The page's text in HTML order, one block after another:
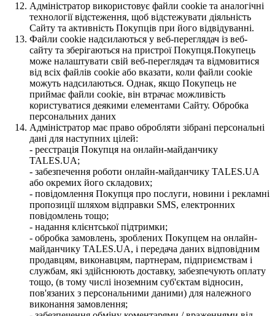
Адміністратор використовує файли cookie та аналогічні
технології відстеження, щоб відстежувати діяльність
Сайту та активність Покупців при його відвідуванні.
Файли cookie надсилаються у веб-переглядач із веб-
сайту та зберігаються на пристрої Покупця.Покупець
може налаштувати свій веб-переглядач та відмовитися
від всіх файлів cookie або вказати, коли файли cookie
можуть надсилаються. Однак, якщо Покупець не
приймає файли cookie, він втрачає можливість
користуватися деякими елементами Сайту. Обробка
персональних даних
Адміністратор має право обробляти зібрані персональні
дані для наступних цілей:
- реєстрація Покупця на онлайн-майданчику
TALES.UA;
- забезпечення роботи онлайн-майданчику TALES.UA
або окремих його складових;
- повідомлення Покупця про послуги, новини і рекламні
пропозиції шляхом відправки SMS, електронних
повідомлень тощо;
- надання клієнтської підтримки;
- обробка замовлень, зроблених Покупцем на онлайн-
майданчику TALES.UA, і передача даних відповідним
продавцям, виконавцям, партнерам, підприємствам і
службам, які здійснюють доставку, забезпечують оплату
тощо, (в тому числі іноземним суб'єктам відносин,
пов'язаних з персональними даними) для належного
виконання замовлення;